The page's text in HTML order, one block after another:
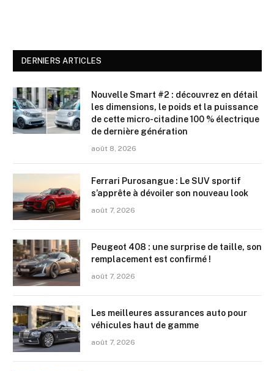
DERNIERS ARTICLES
Nouvelle Smart #2 : découvrez en détail
les dimensions, le poids et la puissance
de cette micro-citadine 100 % électrique
de dernière génération
août 8, 2026
Ferrari Purosangue : Le SUV sportif
s’apprête à dévoiler son nouveau look
août 7, 2026
Peugeot 408 : une surprise de taille, son
remplacement est confirmé !
août 7, 2026
Les meilleures assurances auto pour
véhicules haut de gamme
août 7, 2026